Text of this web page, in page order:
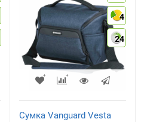
4
24
Сумка Vanguard Vesta